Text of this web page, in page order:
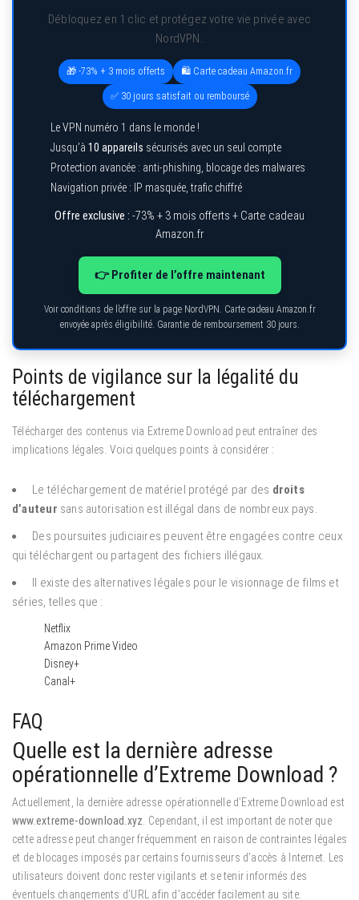
Débloquez en 1 clic et protégez votre vie privée avec
NordVPN.
🎁 -73% + 3 mois offerts 🛍️ Carte cadeau Amazon.fr
✅ 30 jours satisfait ou remboursé
Le VPN numéro 1 dans le monde !
Jusqu’à 10 appareils sécurisés avec un seul compte
Protection avancée : anti-phishing, blocage des malwares
Navigation privée : IP masquée, trafic chiffré
Offre exclusive : -73% + 3 mois offerts + Carte cadeau
Amazon.fr
👉 Profiter de l’offre maintenant
Voir conditions de l’offre sur la page NordVPN. Carte cadeau Amazon.fr
envoyée après éligibilité. Garantie de remboursement 30 jours.
Points de vigilance sur la légalité du
téléchargement
Télécharger des contenus via Extreme Download peut entraîner des
implications légales. Voici quelques points à considérer :
Le téléchargement de matériel protégé par des droits
d’auteur sans autorisation est illégal dans de nombreux pays.
Des poursuites judiciaires peuvent être engagées contre ceux
qui téléchargent ou partagent des fichiers illégaux.
Il existe des alternatives légales pour le visionnage de films et
séries, telles que :
Netflix
Amazon Prime Video
Disney+
Canal+
FAQ
Quelle est la dernière adresse
opérationnelle d’Extreme Download ?
Actuellement, la dernière adresse opérationnelle d’Extreme Download est
www.extreme-download.xyz . Cependant, il est important de noter que
cette adresse peut changer fréquemment en raison de contraintes légales
et de blocages imposés par certains fournisseurs d’accès à Internet. Les
utilisateurs doivent donc rester vigilants et se tenir informés des
éventuels changements d’URL afin d’accéder facilement au site.